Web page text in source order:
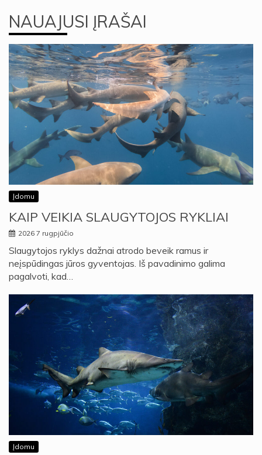
NAUAJUSI ĮRAŠAI
Įdomu
KAIP VEIKIA SLAUGYTOJOS RYKLIAI
2026 7 rugpjūčio
Slaugytojos ryklys dažnai atrodo beveik ramus ir
neįspūdingas jūros gyventojas. Iš pavadinimo galima
pagalvoti, kad…
Įdomu